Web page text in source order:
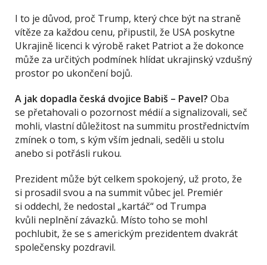
I to je důvod, proč Trump, který chce být na straně
vítěze za každou cenu, připustil, že USA poskytne
Ukrajině licenci k výrobě raket Patriot a že dokonce
může za určitých podmínek hlídat ukrajinský vzdušný
prostor po ukončení bojů.
A jak dopadla česká dvojice Babiš – Pavel? Oba
se přetahovali o pozornost médií a signalizovali, seč
mohli, vlastní důležitost na summitu prostřednictvím
zmínek o tom, s kým vším jednali, seděli u stolu
anebo si potřásli rukou.
Prezident může být celkem spokojený, už proto, že
si prosadil svou a na summit vůbec jel. Premiér
si oddechl, že nedostal „kartáč“ od Trumpa
kvůli neplnění závazků. Místo toho se mohl
pochlubit, že se s americkým prezidentem dvakrát
společensky pozdravil.